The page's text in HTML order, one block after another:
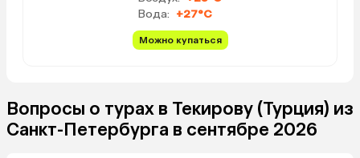
Вода: +27°C
Можно купаться
Вопросы о турах в Текирову (Турция) из
Санкт-Петербурга в сентябре 2026